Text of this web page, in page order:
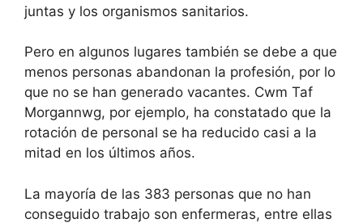
juntas y los organismos sanitarios.
Pero en algunos lugares también se debe a que
menos personas abandonan la profesión, por lo
que no se han generado vacantes. Cwm Taf
Morgannwg, por ejemplo, ha constatado que la
rotación de personal se ha reducido casi a la
mitad en los últimos años.
La mayoría de las 383 personas que no han
conseguido trabajo son enfermeras, entre ellas